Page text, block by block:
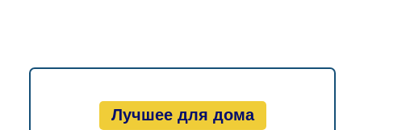
Лучшее для дома